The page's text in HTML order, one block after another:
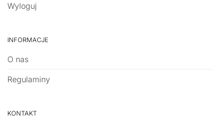
Wyloguj
INFORMACJE
O nas
Regulaminy
KONTAKT